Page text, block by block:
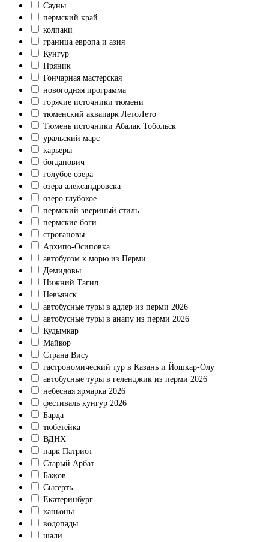
Сауны
пермский край
колпаки
граница европа и азия
Кунгур
Пряник
Гончарная мастерская
новогодняя программа
горячие источники тюмени
тюменский аквапарк ЛетоЛето
Тюмень источники Абалак Тобольск
уральский марс
карьеры
богданович
голубое озера
озера александровска
озеро глубокое
пермский звериный стиль
пермские боги
строгановы
Архипо-Осиповка
автобусом к морю из Перми
Демидовы
Нижний Тагил
Невьянск
автобусные туры в адлер из перми 2026
автобусные туры в анапу из перми 2026
Кудымкар
Майкор
Страна Вису
гастрономический тур в Казань и Йошкар-Олу
автобусные туры в геленджик из перми 2026
небесная ярмарка 2026
фестиваль кунгур 2026
Барда
тюбетейка
ВДНХ
парк Патриот
Старый Арбат
Бажов
Сысерть
Екатеринбург
каньоны
водопады
шали